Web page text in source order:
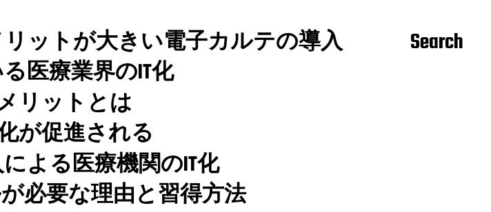
ットが大きい電子カルテの導入
医療業界のIT化
リットとは
が促進される
よる医療機関のIT化
必要な理由と習得方法
Search